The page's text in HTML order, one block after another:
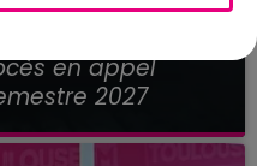
en appel
2027